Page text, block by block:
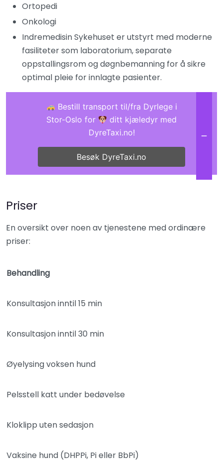
Ortopedi
Onkologi
Indremedisin Sykehuset er utstyrt med moderne
fasiliteter som laboratorium, separate
oppstallingsrom og døgnbemanning for å sikre
optimal pleie for innlagte pasienter.
Bestill transport til/fra Dyrlege i
Stor-Oslo for
ditt kjæledyr med
DyreTaxi.no!
Besøk DyreTaxi.no
Priser
En oversikt over noen av tjenestene med ordinære
priser:
Behandling
Konsultasjon inntil 15 min
Konsultasjon inntil 30 min
Øyelysing voksen hund
Pelsstell katt under bedøvelse
Kloklipp uten sedasjon
Vaksine hund (DHPPi, Pi eller BbPi)